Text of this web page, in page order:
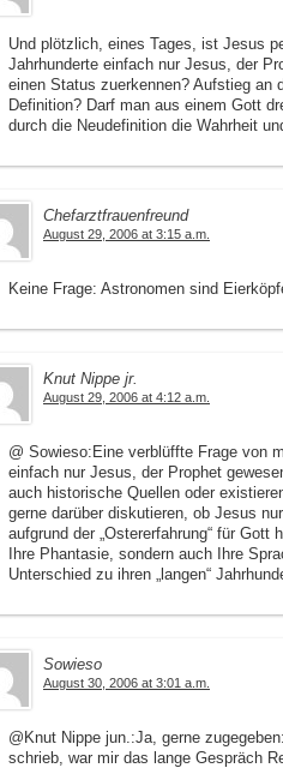
Und plötzlich, eines Tages, ist Jesus
Jahrhunderte einfach nur Jesus, der
einen Status zuerkennen? Aufstieg an
Definition? Darf man aus einem Gott
durch die Neudefinition die Wahrheit
Chefarztfrauenfreund
August 29, 2006 at 3:15 a.m.
Keine Frage: Astronomen sind
Knut Nippe jr.
August 29, 2006 at 4:12 a.m.
@ Sowieso:Eine verblüffte Frage von
einfach nur Jesus, der Prophet
auch historische Quellen oder
gerne darüber diskutieren, ob Jesus
aufgrund der „Ostererfahrung“ für
Ihre Phantasie, sondern auch Ihre
Unterschied zu ihren „langen“
Sowieso
August 30, 2006 at 3:01 a.m.
@Knut Nippe jun.:Ja, gerne
schrieb, war mir das lange Gespräch